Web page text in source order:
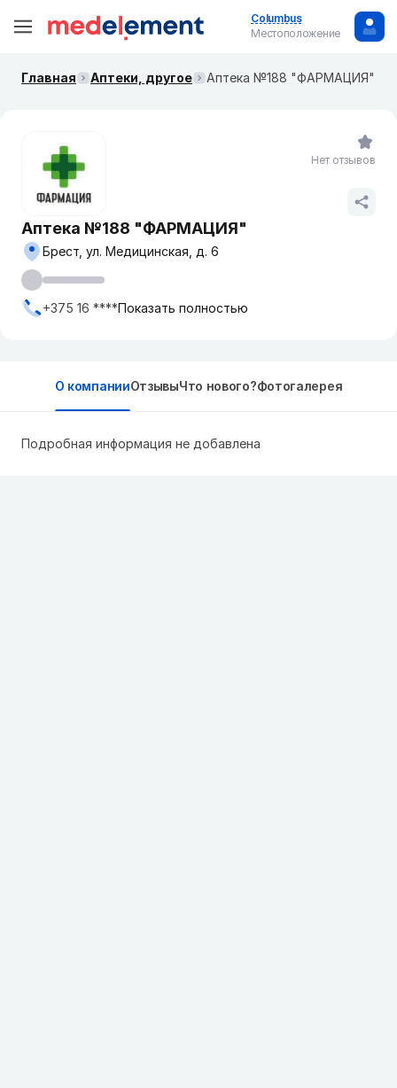
Columbus
Местоположение
Главная Аптеки, другое Аптека №188 "ФАРМАЦИЯ"
Аптека №188 "ФАРМАЦИЯ"
Брест, ул. Медицинская, д. 6
+375 16 ****Показать полностью
Нет отзывов
О компанииОтзывыЧто нового?Фотогалерея
Подробная информация не добавлена